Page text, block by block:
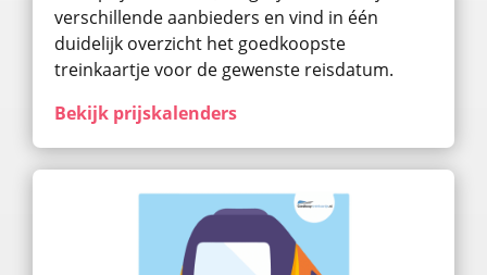
verschillende aanbieders en vind in één
duidelijk overzicht het goedkoopste
treinkaartje voor de gewenste reisdatum.
Bekijk prijskalenders